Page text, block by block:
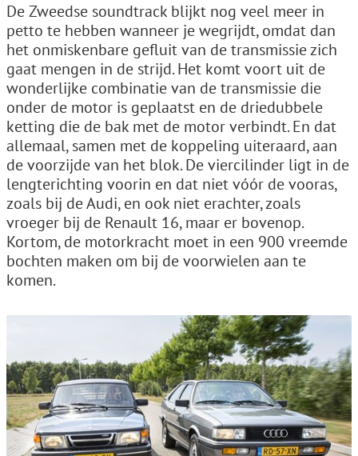
De Zweedse soundtrack blijkt nog veel meer in
petto te hebben wanneer je wegrijdt, omdat dan
het onmiskenbare gefluit van de transmissie zich
gaat mengen in de strijd. Het komt voort uit de
wonderlijke combinatie van de transmissie die
onder de motor is geplaatst en de driedubbele
ketting die de bak met de motor verbindt. En dat
allemaal, samen met de koppeling uiteraard, aan
de voorzijde van het blok. De viercilinder ligt in de
lengterichting voorin en dat niet vóór de vooras,
zoals bij de Audi, en ook niet erachter, zoals
vroeger bij de Renault 16, maar er bovenop.
Kortom, de motorkracht moet in een 900 vreemde
bochten maken om bij de voorwielen aan te
komen.